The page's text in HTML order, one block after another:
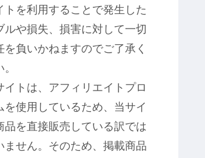
トを利用することで発生した
ルや損失、損害に対して一切
を負いかねますのでご了承く
トは、アフィリエイトプロ
を使用しているため、当サイ
品を直接販売している訳では
ません。そのため、掲載商品